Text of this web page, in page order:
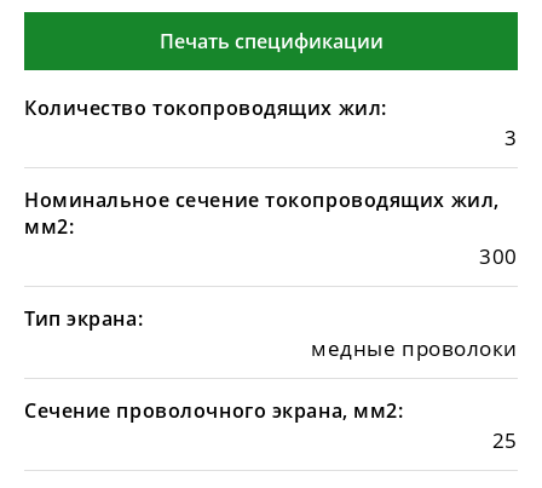
Печать спецификации
Количество токопроводящих жил:
3
Номинальное сечение токопроводящих жил,
мм2:
300
Тип экрана:
медные проволоки
Сечение проволочного экрана, мм2:
25